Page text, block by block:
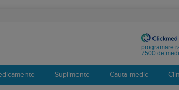
programare
7500 de
Suplimente Cauta medic